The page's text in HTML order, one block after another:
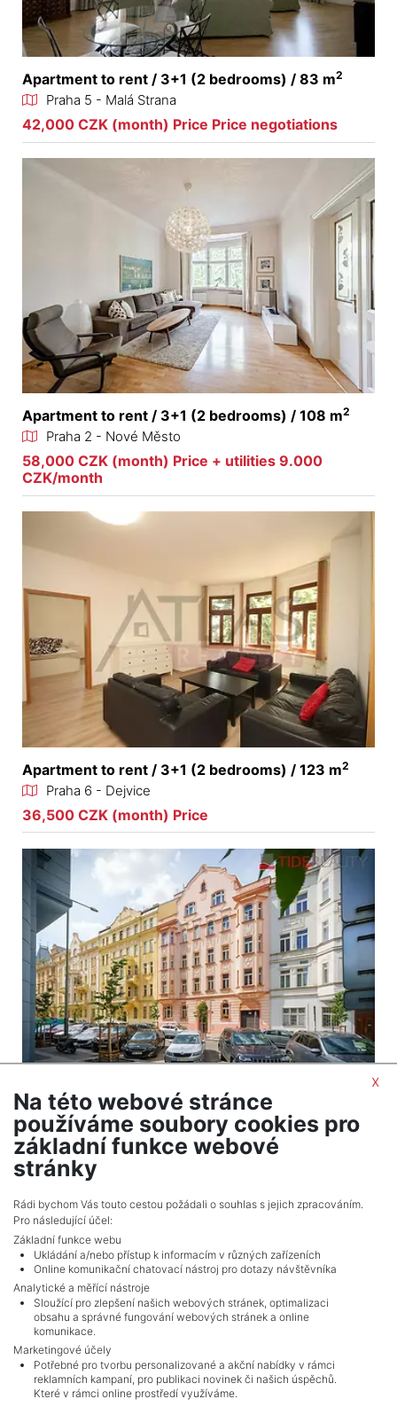
Apartment to rent / 3+1 (2 bedrooms) / 83 m2
Praha 5 - Malá Strana
42,000 CZK (month) Price Price negotiations
Apartment to rent / 3+1 (2 bedrooms) / 108 m2
Praha 2 - Nové Město
58,000 CZK (month) Price + utilities 9.000
CZK/month
Apartment to rent / 3+1 (2 bedrooms) / 123 m2
Praha 6 - Dejvice
36,500 CZK (month) Price
Apartment to rent / 3+1 (2 bedrooms) / 120 m
Praha 2 - Vinohrady
45,000 CZK (month) Price
Adverts total10.
NAVIGACE
x
Na této webové stránce
používáme soubory cookies pro
základní funkce webové
stránky
Rádi bychom Vás touto cestou požádali o souhlas s jejich zpracováním.
Pro následující účel:
Základní funkce webu
Ukládání a/nebo přístup k informacím v různých zařízeních
Online komunikační chatovací nástroj pro dotazy návštěvníka
Analytické a měřící nástroje
Sloužící pro zlepšení našich webových stránek, optimalizaci
obsahu a správné fungování webových stránek a online
komunikace.
Marketingové účely
Potřebné pro tvorbu personalizované a akční nabídky v rámci
reklamních kampaní, pro publikaci novinek či našich úspěchů.
Které v rámci online prostředí využíváme.